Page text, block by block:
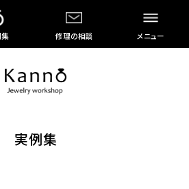
修理の相談 メニュー
実例集